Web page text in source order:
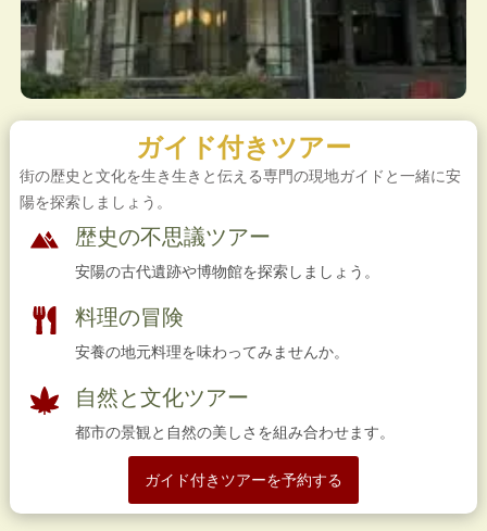
ガイド付きツアー
街の歴史と文化を生き生きと伝える専門の現地ガイドと一緒に安
陽を探索しましょう。
歴史の不思議ツアー
安陽の古代遺跡や博物館を探索しましょう。
料理の冒険
安養の地元料理を味わってみませんか。
自然と文化ツアー
都市の景観と自然の美しさを組み合わせます。
ガイド付きツアーを予約する